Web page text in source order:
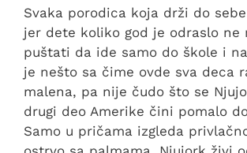
Svaka porodica koja drži do
jer dete koliko god je odraslo ne
puštati da ide samo do škole i
je nešto sa čime ovde sva deca
malena, pa nije čudo što se
drugi deo Amerike čini pomalo
Samo u pričama izgleda